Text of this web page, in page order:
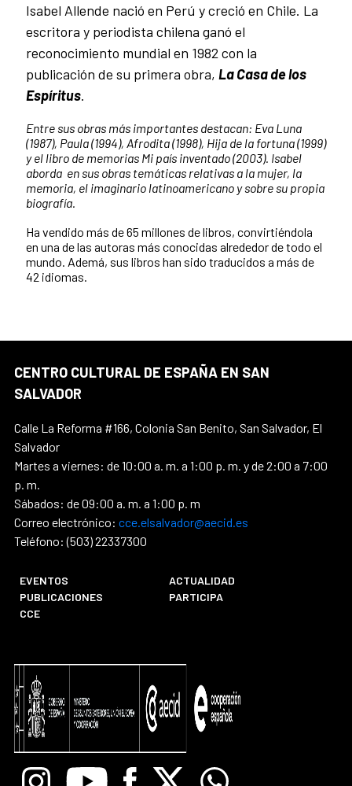
Isabel Allende nació en Perú y creció en Chile. La
escritora y periodista chilena ganó el
reconocimiento mundial en 1982 con la
publicación de su primera obra, La Casa de los
Espíritus.
Entre sus obras más importantes destacan: Eva Luna
(1987), Paula (1994), Afrodita (1998), Hija de la fortuna (1999)
y el libro de memorias Mi país inventado (2003). Isabel
aborda en sus obras temáticas relativas a la mujer, la
memoria, el imaginario latinoamericano y sobre su propia
biografía.
Ha vendido más de 65 millones de libros, convirtiéndola
en una de las autoras más conocidas alrededor de todo el
mundo. Ademá, sus libros han sido traducidos a más de
42 idiomas.
CENTRO CULTURAL DE ESPAÑA EN SAN
SALVADOR
Calle La Reforma #166, Colonia San Benito, San Salvador, El
Salvador
Martes a viernes: de 10:00 a. m. a 1:00 p. m. y de 2:00 a 7:00
p. m.
Sábados: de 09:00 a. m. a 1:00 p. m
Correo electrónico: cce.elsalvador@aecid.es
Teléfono: (503) 22337300
EVENTOS
ACTUALIDAD
PUBLICACIONES
PARTICIPA
CCE
InstagramYoutube Facebook
X Whatsapp